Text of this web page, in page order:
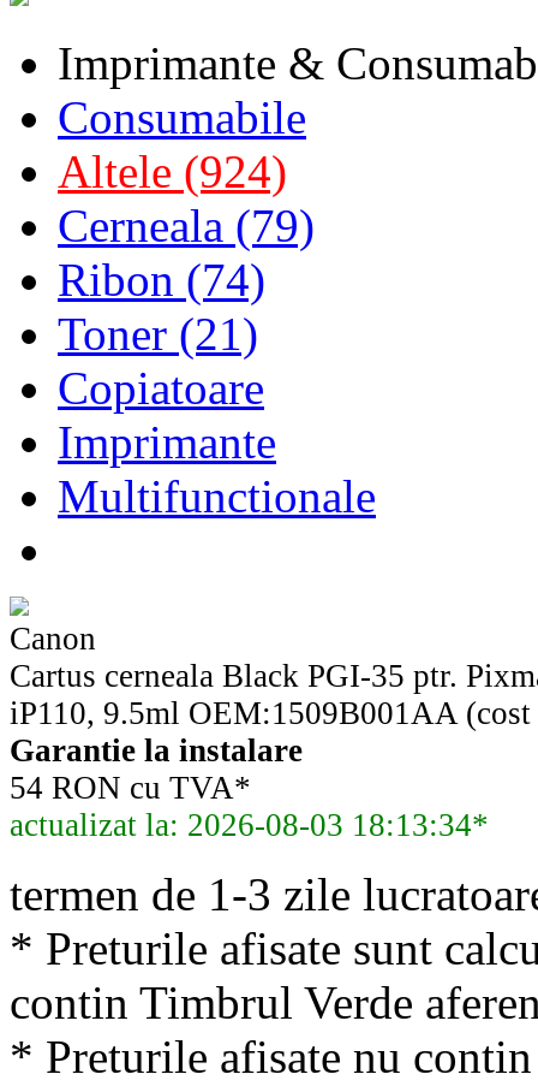
Imprimante &
Consumabile
Altele (924)
Cerneala (79)
Ribon (74)
Toner (21)
Copiatoare
Imprimante
Multifunctionale
Canon
Cartus cerneala Black PGI-35 ptr.
iP110, 9.5ml OEM:1509B001AA
Garantie la instalare
54 RON cu TVA*
actualizat la: 2026-08-03 18:13:34*
termen de 1-3 zile
* Preturile afisate sunt
contin Timbrul Verde
* Preturile afisate nu